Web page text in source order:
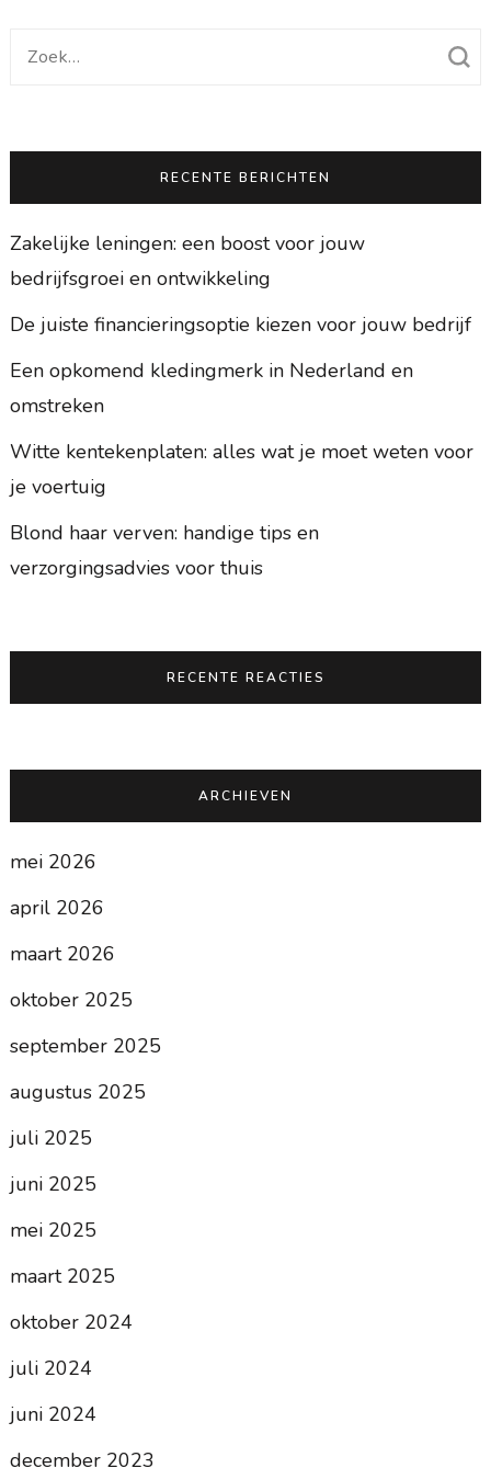
Zoek
RECENTE BERICHTEN
Zakelijke leningen: een boost voor jouw
bedrijfsgroei en ontwikkeling
De juiste financieringsoptie kiezen voor jouw bedrijf
Een opkomend kledingmerk in Nederland en
omstreken
Witte kentekenplaten: alles wat je moet weten voor
je voertuig
Blond haar verven: handige tips en
verzorgingsadvies voor thuis
RECENTE REACTIES
ARCHIEVEN
mei 2026
april 2026
maart 2026
oktober 2025
september 2025
augustus 2025
juli 2025
juni 2025
mei 2025
maart 2025
oktober 2024
juli 2024
juni 2024
december 2023